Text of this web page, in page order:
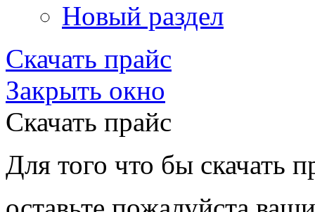
Новый раздел
Скачать прайс
Закрыть окно
Скачать прайс
Для того что бы скачать